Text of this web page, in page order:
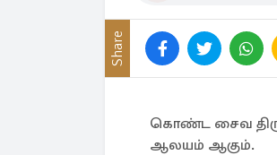
Share
கொண்ட சைவ
ஆலயம் ஆகும்.